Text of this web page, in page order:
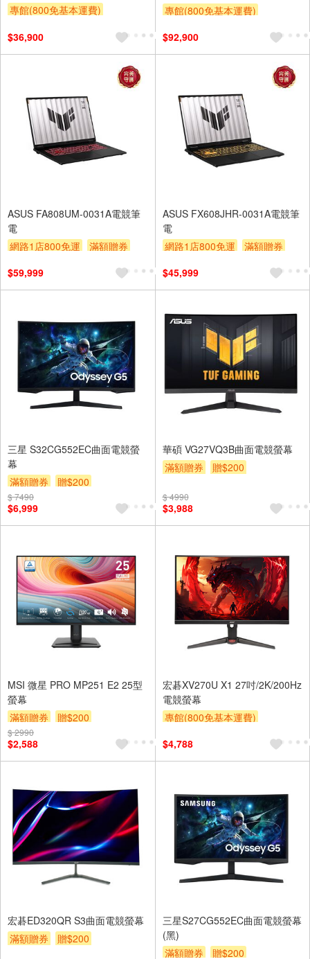
專館(800免基本運費)
$36,900
專館(800免基本運費)
$92,900
ASUS FA808UM-0031A電競筆
電
網路1店800免運
滿額贈券
$59,999
ASUS FX608JHR-0031A電競筆
電
網路1店800免運
滿額贈券
$45,999
三星 S32CG552EC曲面電競螢
幕
滿額贈券
贈$200
$ 7490
$6,999
華碩 VG27VQ3B曲面電競螢幕
滿額贈券
贈$200
$ 4990
$3,988
MSI 微星 PRO MP251 E2 25型
螢幕
滿額贈券
贈$200
$ 2990
$2,588
宏碁XV270U X1 27吋/2K/200Hz
電競螢幕
專館(800免基本運費)
$4,788
宏碁ED320QR S3曲面電競螢幕
滿額贈券
贈$200
三星S27CG552EC曲面電競螢幕
(黑)
滿額贈券
贈$200